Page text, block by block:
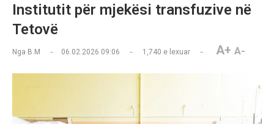
Institutit për mjekësi transfuzive në
Tetovë
Nga B.M 06.02.2026 09:06 1,740 e lexuar A+ A-